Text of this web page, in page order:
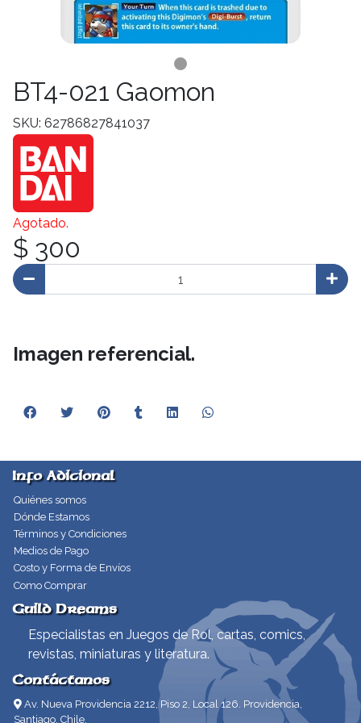
BT4-021 Gaomon
SKU: 62786827841037
Agotado.
$ 300
Imagen referencial.
Info Adicional
Quiénes somos
Dónde Estamos
Términos y Condiciones
Medios de Pago
Costo y Forma de Envíos
Como Comprar
Guild Dreams
Especialistas en Juegos de Rol, cartas, comics,
revistas, miniaturas y literatura.
Contáctanos
Av. Nueva Providencia 2212, Piso 2, Local 126. Providencia,
Santiago, Chile.